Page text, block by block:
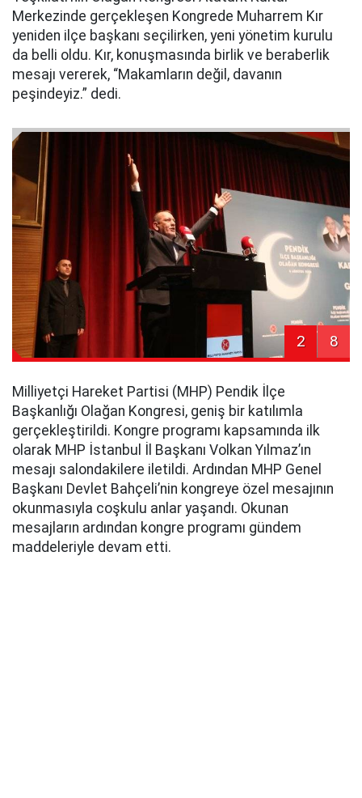
Merkezinde gerçekleşen Kongrede Muharrem Kır
yeniden ilçe başkanı seçilirken, yeni yönetim kurulu
da belli oldu. Kır, konuşmasında birlik ve beraberlik
mesajı vererek, “Makamların değil, davanın
peşindeyiz.” dedi.
2 8
Milliyetçi Hareket Partisi (MHP) Pendik İlçe
Başkanlığı Olağan Kongresi, geniş bir katılımla
gerçekleştirildi. Kongre programı kapsamında ilk
olarak MHP İstanbul İl Başkanı Volkan Yılmaz’ın
mesajı salondakilere iletildi. Ardından MHP Genel
Başkanı Devlet Bahçeli’nin kongreye özel mesajının
okunmasıyla coşkulu anlar yaşandı. Okunan
mesajların ardından kongre programı gündem
maddeleriyle devam etti.